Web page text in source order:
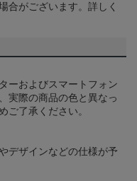
合がございます。詳しく
ーおよびスマートフォン
実際の商品の色と異なっ
ご了承ください。
デザインなどの仕様が予